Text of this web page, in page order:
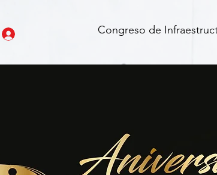
Congreso de